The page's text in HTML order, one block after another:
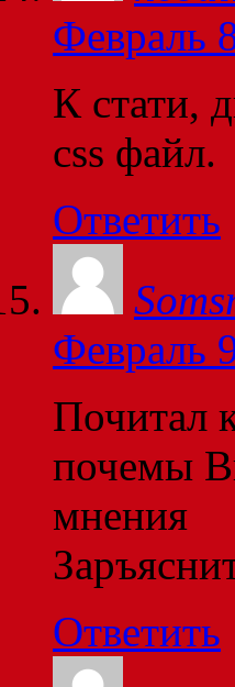
Февраль
К стати,
css файл.
Ответить
Февраль
Почитал
почемы
мнения
Ответить